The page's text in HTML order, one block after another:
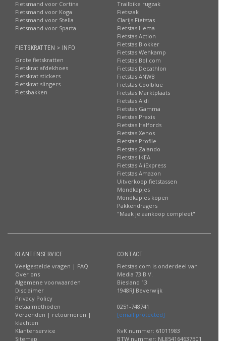
Fietsmand voor Cortina
Fietsmand voor Koga
Fietsmand voor Stella
Fietsmand voor Sparta
FIETSKRATTEN > INFO
Grote fietskratten
Fietskrat afdekhoes
Fietskrat stickers
Fietskrat slingers
Fietsbakken
Trailbike rugzak
Fietszak
Clarijs Fietstas
Fietstas Hema
Fietstas Action
Fietstas Blokker
Fietstas Wehkamp
Fietstas Bol.com
Fietstas Decathlon
Fietstas ANWB
Fietstas Coolblue
Fietstas Marktplaats
Fietstas Aldi
Fietstas Gamma
Fietstas Praxis
Fietstas Halfords
Fietstas Xenos
Fietstas Profile
Fietstas Zalando
Fietstas IKEA
Fietstas AliExpress
Fietstas Amazon
Uitverkoop fietstassen
Mondkapjes
Mondkapjes kopen
Pakkendragers
"Maak je aankoop compleet"
KLANTENSERVICE
Veelgestelde vragen | FAQ
Over ons
Algemene voorwaarden
Disclaimer
Privacy Policy
Betaalmethoden
Verzenden | retourneren |
klachten
Klantenservice
Sitemap
CONTACT
Fietstas.com is onderdeel van
Media 73 B.V.
Biesland 13
1948RJ Beverwijk
0251-748741
[email protected]
KvK nummer: 61011983
BTW nummer: NL854164637B01